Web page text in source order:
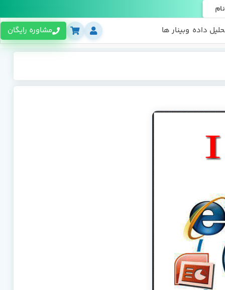
داده وبینار ها مشاوره رایگان